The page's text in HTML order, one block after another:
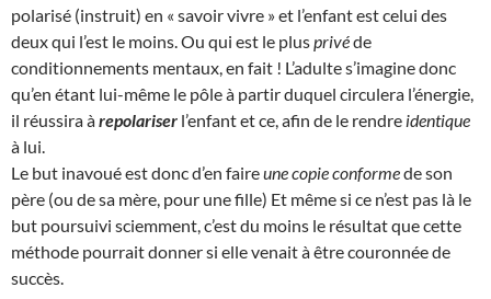
polarisé (instruit) en « savoir vivre » et l’enfant est celui des
deux qui l’est le moins. Ou qui est le plusprivéde
conditionnements mentaux, en fait ! L’adulte s’imagine donc
qu’en étant lui-même le pôle à partir duquel circulera l’énergie,
il réussira àrepolariser l’enfant et ce, afin de le rendre identique
à lui.
Le but inavoué est donc d’en faireune copie conformede son
père (ou de sa mère, pour une fille) Et même si ce n’est pas là le
but poursuivi sciemment, c’est du moins le résultat que cette
méthode pourrait donner si elle venait à être couronnée de
succès.